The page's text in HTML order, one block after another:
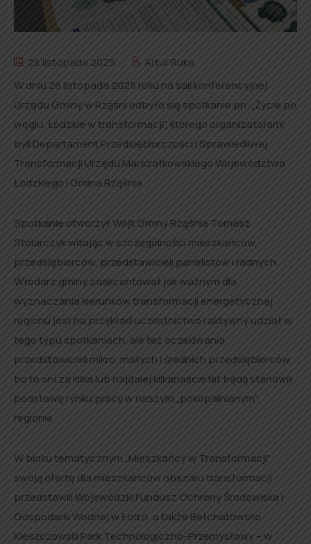
28 listopada 2025
Artur Ruka
W dniu 26 listopada 2025 roku na sali konferencyjnej
Urzędu Gminy w Rząśni odbyło się spotkanie pn. „Życie po
węglu. Łódzkie w transformacji”, którego organizatorami
byli Departament Przedsiębiorczości i Sprawiedliwej
Transformacji Urzędu Marszałkowskiego Województwa
Łódzkiego i Gmina Rząśnia.
Spotkanie otworzył Wójt Gminy Rząśnia Tomasz
Stolarczyk witając w szczególności mieszkańców,
przedsiębiorców, przedstawicieli panelistów i radnych.
Włodarz gminy zaakcentował jak ważnym dla
wyznaczania kierunków transformacji energetycznej
regionu jest na przykład uczestnictwo i aktywny udział w
tego typu spotkaniach, ale też oczekiwania
przedstawicieli mikro, małych i średnich przedsiębiorców,
bo to oni za kilka lub najdalej kilkanaście lat będą stanowili
podstawę rynku pracy w naszym „pokopalnianym”
regionie.
W bloku tematycznym „Mieszkańcy w Transformacji”
swoją ofertę dla mieszkańców obszaru transformacji
przedstawili Wojewódzki Fundusz Ochrony Środowiska i
Gospodarki Wodnej w Łodzi, a także Bełchatowsko
Kleszczowski Park Technologiczno-Przemysłowy – w